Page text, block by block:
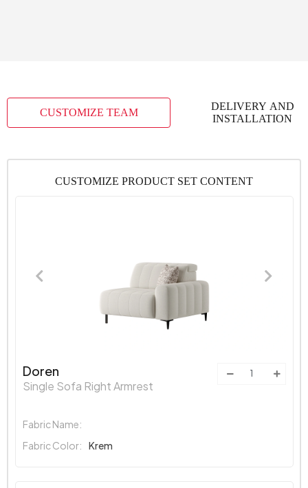
CUSTOMIZE TEAM
DELIVERY AND
INSTALLATION
CUSTOMIZE PRODUCT SET CONTENT
Doren
Single Sofa Right Armrest
Fabric Name:
Fabric Color:
Krem